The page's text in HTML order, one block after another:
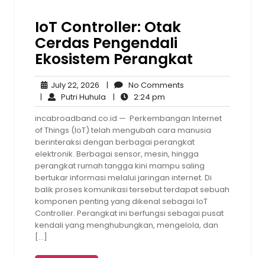
IoT Controller: Otak
Cerdas Pengendali
Ekosistem Perangkat
July 22, 2026 July
22,
2026
| No Comments
| Putri Huhula Putri
Huhula
| 2:24 pm
pm
incabroadband.co.id — Perkembangan Internet
of Things (IoT) telah mengubah cara manusia
berinteraksi dengan berbagai perangkat
elektronik. Berbagai sensor, mesin, hingga
perangkat rumah tangga kini mampu saling
bertukar informasi melalui jaringan internet. Di
balik proses komunikasi tersebut terdapat sebuah
komponen penting yang dikenal sebagai IoT
Controller. Perangkat ini berfungsi sebagai pusat
kendali yang menghubungkan, mengelola, dan
[…]